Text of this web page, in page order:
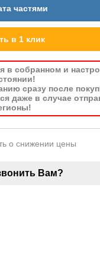
частями
в 1 клик
в собранном и
сразу после
даже в случае
о снижении цены
Вам?